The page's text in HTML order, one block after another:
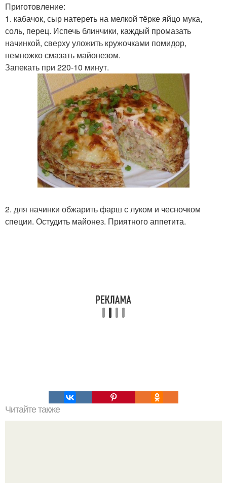
Приготовление:
1. кабачок, сыр натереть на мелкой тёрке яйцо мука,
соль, перец. Испечь блинчики, каждый промазать
начинкой, сверху уложить кружочками помидор,
немножко смазать майонезом.
Запекать при 220-10 минут.
2. для начинки обжарить фарш с луком и чесночком
специи. Остудить майонез. Приятного аппетита.
Читайте также